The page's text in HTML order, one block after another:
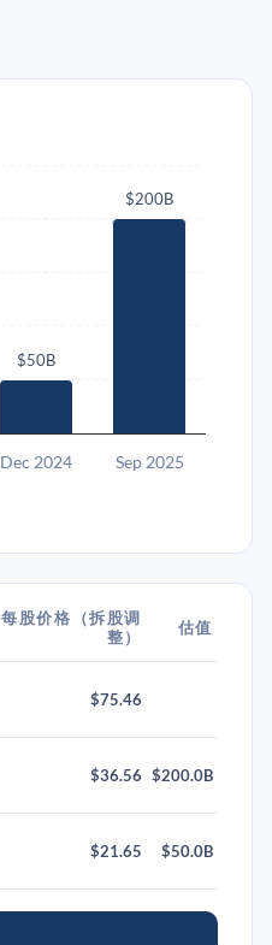
$50B
$200B
Dec 2024 Sep 2025
每股价格（拆股调
整）
估值
$75.46
$36.56 $200.0B
$21.65 $50.0B